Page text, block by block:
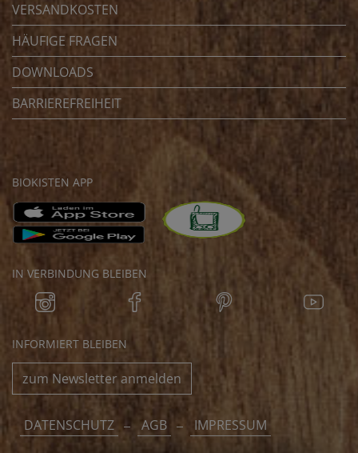
VERSANDKOSTEN
HÄUFIGE FRAGEN
DOWNLOADS
BARRIEREFREIHEIT
BIOKISTEN APP
IN VERBINDUNG BLEIBEN
INFORMIERT BLEIBEN
zum Newsletter anmelden
DATENSCHUTZ AGB IMPRESSUM